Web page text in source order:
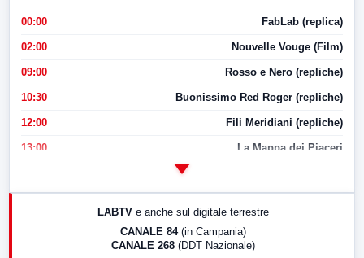
00:00 FabLab (replica)
02:00 Nouvelle Vouge (Film)
09:00 Rosso e Nero (repliche)
10:30 Buonissimo Red Roger (repliche)
12:00 Fili Meridiani (repliche)
13:00 La Mappa dei Piaceri
LABTV e anche sul digitale terrestre
CANALE 84 (in Campania)
CANALE 268 (DDT Nazionale)